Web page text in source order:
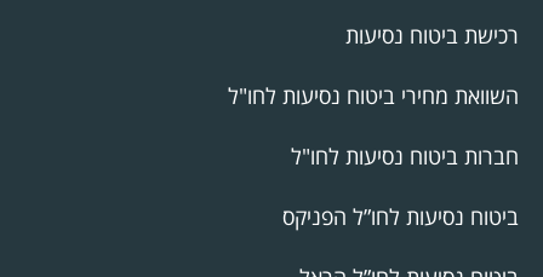
רכישת ביטוח נסיעות
השוואת מחירי ביטוח נסיעות לחו"ל
חברות ביטוח נסיעות לחו"ל
ביטוח נסיעות לחו”ל הפניקס